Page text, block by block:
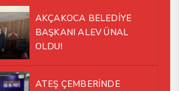
AKÇAKOCA BELEDİYE
BAŞKANI ALEV ÜNAL
OLDU!
ATEŞ ÇEMBERİNDE